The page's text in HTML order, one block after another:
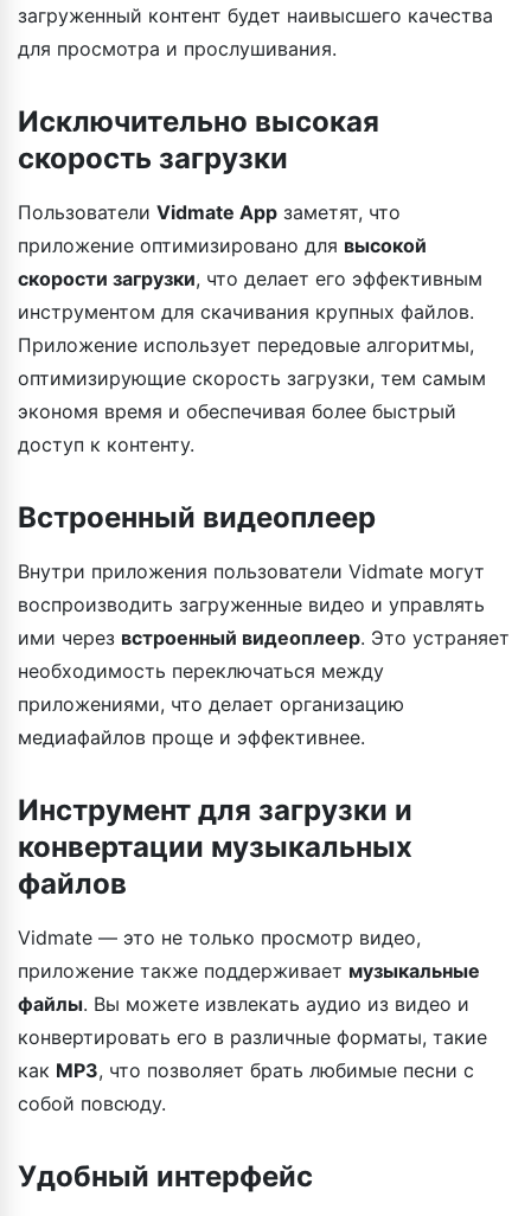
загруженный контент будет наивысшего качества
для просмотра и прослушивания.
Исключительно высокая
скорость загрузки
Пользователи Vidmate App заметят, что
приложение оптимизировано для высокой
скорости загрузки, что делает его эффективным
инструментом для скачивания крупных файлов.
Приложение использует передовые алгоритмы,
оптимизирующие скорость загрузки, тем самым
экономя время и обеспечивая более быстрый
доступ к контенту.
Встроенный видеоплеер
Внутри приложения пользователи Vidmate могут
воспроизводить загруженные видео и управлять
ими через встроенный видеоплеер. Это устраняет
необходимость переключаться между
приложениями, что делает организацию
медиафайлов проще и эффективнее.
Инструмент для загрузки и
конвертации музыкальных
файлов
Vidmate — это не только просмотр видео,
приложение также поддерживает музыкальные
файлы. Вы можете извлекать аудио из видео и
конвертировать его в различные форматы, такие
как MP3, что позволяет брать любимые песни с
собой повсюду.
Удобный интерфейс